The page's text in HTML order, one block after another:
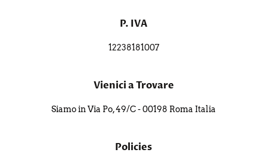
P. IVA
12238181007
Vienici a Trovare
Siamo in Via Po, 49/C - 00198 Roma Italia
Policies